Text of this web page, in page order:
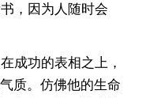
，因为人随时会
成功的表相之上，
质。仿佛他的生命